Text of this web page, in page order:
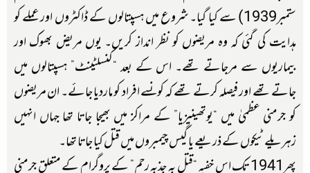
ستمبر1939) سے کیا گیا۔ شروع میں ہسپتالوں کے ڈاکٹروں اور عملے کو
ہدایت کی گئی کہ وہ مریضوں کو نظر انداز کریں۔ یوں مریض بھوک اور
بیماریوں سے مرجاتے تھے۔ اس کے بعد “کنسلٹینٹ” ہسپتالوں میں
جاتے تھے اور فیصلہ کرتے تھے کہ کونسے افراد کو ماردیا جائے۔ ان مریضوں
کو جرمنی عظمیٰ میں “یوتھینیزیا” کے مراکز میں بھیجا جاتا تھا جہاں انہيں
زہریلے ٹیکوں کے ذریعے یا گیس چیمبروں میں قتل کیا جاتا تھا۔
پھر1941 تک اس خفیہ “قتل بہ جذبہ رحم” کے پروگرام کے متعلق جرمنی